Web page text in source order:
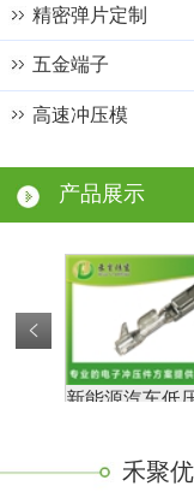
新能源电池冲压件
芯片封测鱼骨夹具
电子烟烟弹壳体
精密弹片定制
五金端子
高速冲压模
模内注塑用冲压件
模内自动攻牙件
不锈钢冲压件
精密冲孔件
产品展示
新能源汽车低
禾聚